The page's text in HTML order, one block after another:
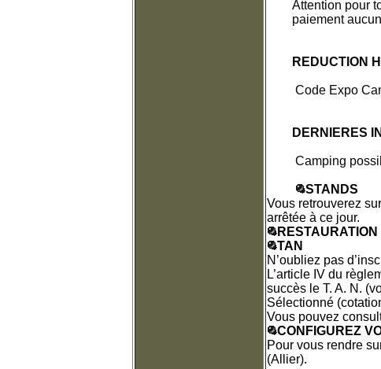
paiement
REDUCTION
Code Expo
DERNIERES
Camping
STANDS
Vous retrouverez
arrêtée à ce jour.
TAN
N’oubliez pas
L’article IV du
succès le T. A. N.
Sélectionné
Vous pouvez
CONFIGUREZ
Pour vous rendre
(Allier).